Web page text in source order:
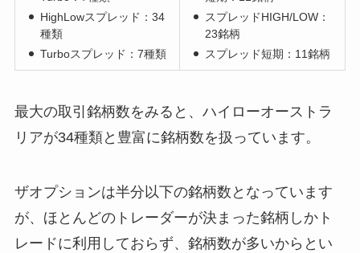
HighLowスプレッド：34
種類
Turboスプレッド：7種類
スプレッドHIGH/LOW：
23銘柄
スプレッド短期：11銘柄
最大の取引銘柄数をみると、ハイローオーストラ
リアが34種類と豊富に銘柄数を扱っています。
ザオプションは半分以下の銘柄数となっています
が、ほとんどのトレーダーが決まった銘柄しかト
レードに利用しておらず、銘柄数が多いからとい